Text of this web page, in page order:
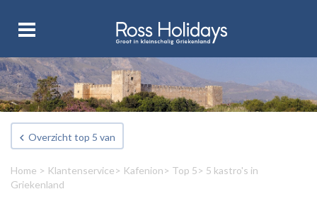
Overzicht top 5 van
Home > Klantenservice> Kafenion> Top 5> 5 kastro's in
Griekenland